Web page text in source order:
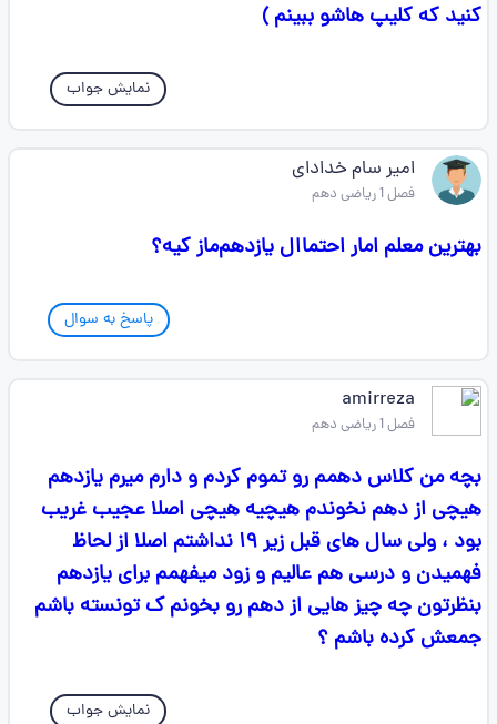
کنید که کلیپ هاشو ببینم )
نمایش جواب
امیر سام خدادای
فصل 1 ریاضی دهم
بهترین معلم امار احتماال یازدهم‌ماز کیه؟
پاسخ به سوال
amirreza
فصل 1 ریاضی دهم
بچه من کلاس دهمم رو تموم کردم و دارم میرم یازدهم
هیچی از دهم نخوندم هیچیه هیچی اصلا عجیب غریب
بود ، ولی سال های قبل زیر ۱۹ نداشتم اصلا از لحاظ
فهمیدن و درسی هم عالیم و زود میفهمم برای یازدهم
بنظرتون چه چیز هایی از دهم رو بخونم ک تونسته باشم
جمعش کرده باشم ؟
نمایش جواب